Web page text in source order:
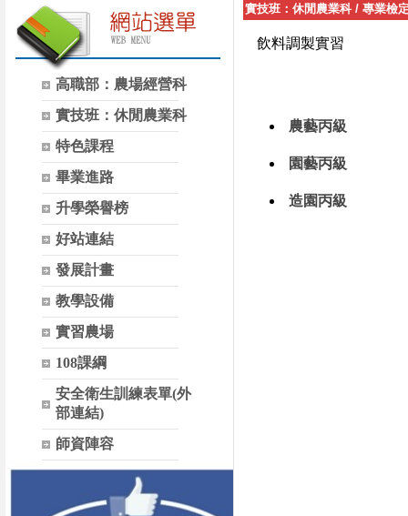
高職部：農場經營科
實技班：休閒農業科
特色課程
畢業進路
升學榮譽榜
好站連結
發展計畫
教學設備
實習農場
108課綱
安全衛生訓練表單(外
部連結)
師資陣容
實技班：休閒農業科 / 專業檢
飲料調製實習
農藝丙級
園藝丙級
造園丙級